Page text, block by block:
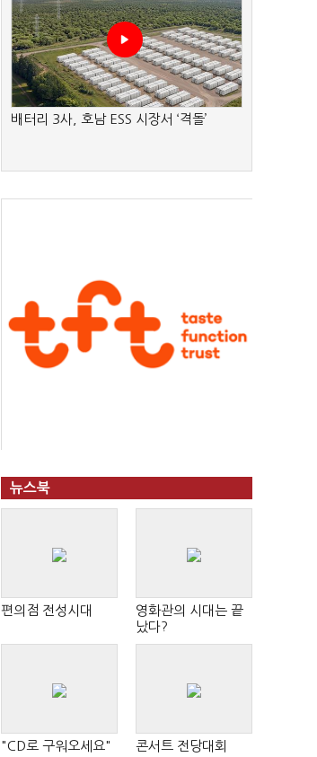
배터리 3사, 호남 ESS 시장서 ‘격돌’
뉴스북
편의점 전성시대
영화관의 시대는 끝
났다?
"CD로 구워오세요" 콘서트 전당대회